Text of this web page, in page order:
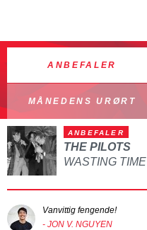
ANBEFALER
MÅNEDENS URØRT
ANBEFALER
THE PILOTS
WASTING TIME
Vanvittig fengende!
- JON V. NGUYEN